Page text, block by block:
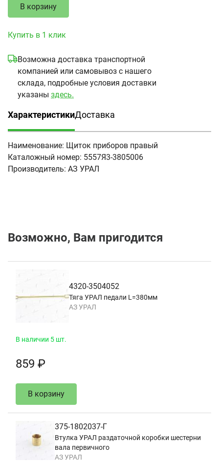
В корзину
Купить в 1 клик
Возможна доставка транспортной
компанией или самовывоз с нашего
склада, подробные условия доставки
указаны здесь.
Характеристики
(активная вкладка)
Доставка
Наименование: Щиток приборов правый
Каталожный номер: 5557Я3-3805006
Производитель: АЗ УРАЛ
Возможно, Вам пригодится
4320-3504052
Тяга УРАЛ педали L=380мм
АЗ УРАЛ
В наличии 5 шт.
859 ₽
В корзину
375-1802037-Г
Втулка УРАЛ раздаточной коробки шестерни
вала первичного
АЗ УРАЛ